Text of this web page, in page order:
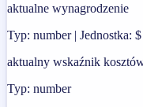
aktualne wynagrodzenie
Typ: number | Jednostka: $
aktualny wskaźnik
Typ: number